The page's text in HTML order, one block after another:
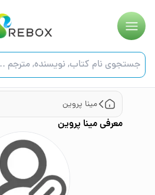
مینا پروین
معرفیمینا پروین